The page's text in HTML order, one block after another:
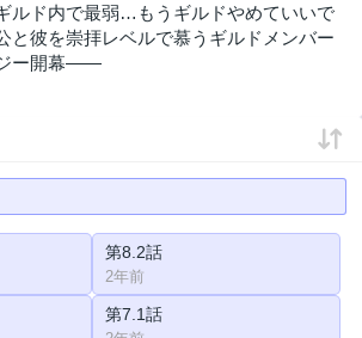
ルド内で最弱…もうギルドやめていいで
と彼を崇拝レベルで慕うギルドメンバー
ー開幕――
第8.2話
2年前
第7.1話